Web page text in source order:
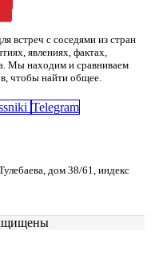
встреч с соседями из стран
явлениях, фактах,
Мы находим и сравниваем
чтобы найти общее.
Telegram
дом 38/61, индекс